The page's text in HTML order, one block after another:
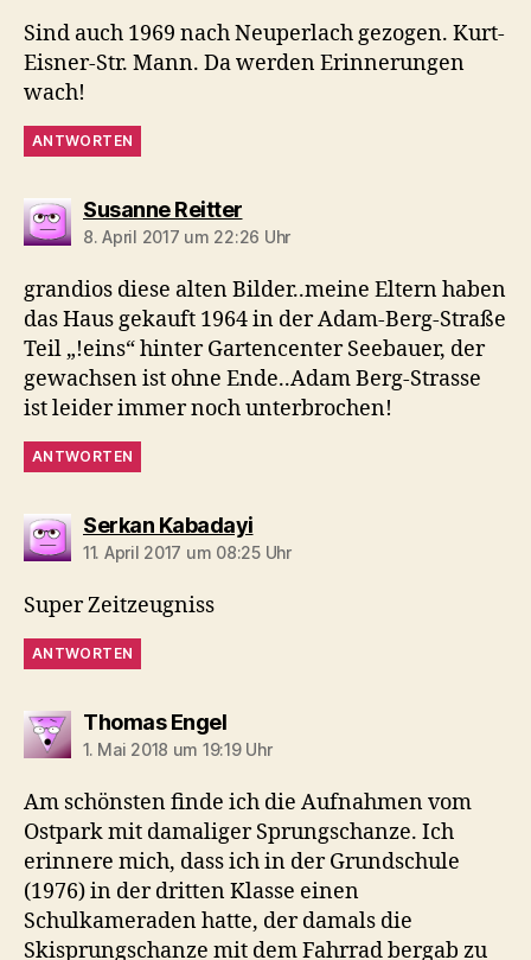
Sind auch 1969 nach Neuperlach gezogen. Kurt-
Eisner-Str. Mann. Da werden Erinnerungen
wach!
ANTWORTEN
Susanne Reittersagt:
8. April 2017 um 22:26 Uhr
grandios diese alten Bilder..meine Eltern haben
das Haus gekauft 1964 in der Adam-Berg-Straße
Teil „!eins“ hinter Gartencenter Seebauer, der
gewachsen ist ohne Ende..Adam Berg-Strasse
ist leider immer noch unterbrochen!
ANTWORTEN
Serkan Kabadayisagt:
11. April 2017 um 08:25 Uhr
Super Zeitzeugniss
ANTWORTEN
Thomas Engelsagt:
1. Mai 2018 um 19:19 Uhr
Am schönsten finde ich die Aufnahmen vom
Ostpark mit damaliger Sprungschanze. Ich
erinnere mich, dass ich in der Grundschule
(1976) in der dritten Klasse einen
Schulkameraden hatte, der damals die
Skisprungschanze mit dem Fahrrad bergab zu